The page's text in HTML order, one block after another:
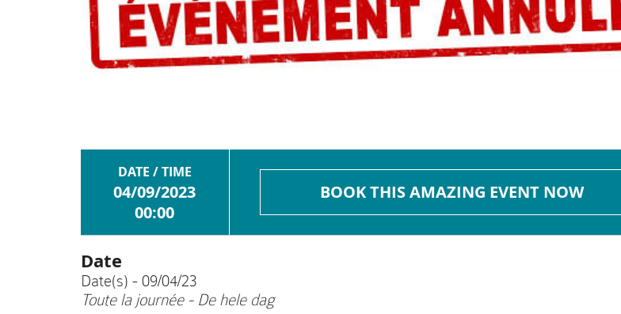
DATE / TIME
04/09/2023
00:00
BOOK THIS AMAZING EVENT NOW
Date
Date(s) - 09/04/23
Toute la journée - De hele dag